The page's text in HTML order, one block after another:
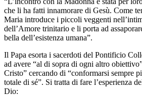
che li ha fatti innamorare di Gesù. Come
Maria introduce i piccoli veggenti
dell’Amore trinitario e li porta ad
bella dell’esistenza umana”.
Il Papa esorta i sacerdoti del Pontificio
ad avere “al di sopra di ogni altro
Cristo” cercando di “conformarsi sempre
totale di sé”. Si tratta di fare l’esperienza
Dio: